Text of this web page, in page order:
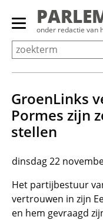
Overslaan
Primair
menu
tonen/verbergen
onder redactie van
GroenLinks
Pormes zijn
stellen
dinsdag 22
Het partijbestuur
vertrouwen in zijn
en hem gevraagd